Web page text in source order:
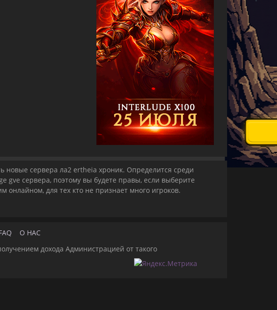
сервера ла2 ertheia хроник. Определится среди
gve сервера, поэтому вы будете правы, если выберите
онлайном, для тех кто не признает много игроков.
О НАС
дохода Администрацией от такого